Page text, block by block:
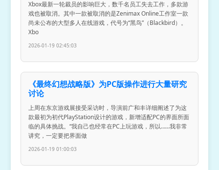
Xbox最新一轮裁员的影响巨大，数千名员工失去工作，多款游
戏也被取消。其中一款被取消的是Zenimax Online工作室一款
尚未公布的大型多人在线游戏，代号为“黑鸟”（Blackbird）。
Xbo
2026-01-19 02:45:03
《最终幻想战略版》为PC版操作进行大量研究
讨论
上周在东京游戏展接受采访时，导演前广和丰详细阐述了为这
款最初为初代PlayStation设计的游戏，新增适配PC的界面所面
临的具体挑战。“我自己也经常在PC上玩游戏，所以……我非常
讲究，一定要把界面做
2026-01-19 01:00:03